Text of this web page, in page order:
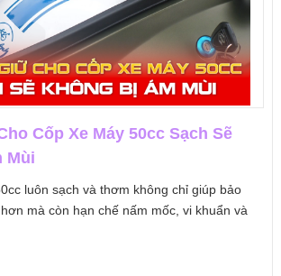
Cốp Xe Máy 50cc Sạch Sẽ
Mùi
luôn sạch và thơm không chỉ giúp bảo
mà còn hạn chế nấm mốc, vi khuẩn và